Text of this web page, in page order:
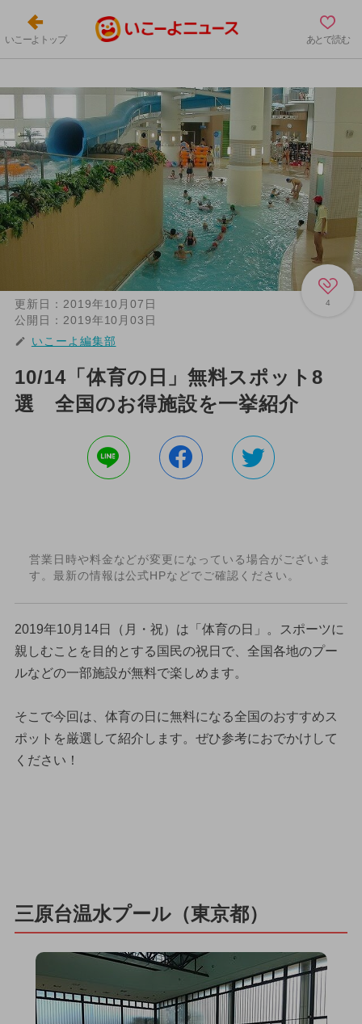
いこーよトップ あとで読む
4
更新日： 2019年10月07日
公開日： 2019年10月03日
いこーよ編集部
10/14「体育の日」無料スポット8
選 全国のお得施設を一挙紹介
営業日時や料金などが変更になっている場合がございま
す。最新の情報は公式HPなどでご確認ください。
2019年10月14日（月・祝）は「体育の日」。スポーツに
親しむことを目的とする国民の祝日で、全国各地のプー
ルなどの一部施設が無料で楽しめます。
そこで今回は、体育の日に無料になる全国のおすすめス
ポットを厳選して紹介します。ぜひ参考におでかけして
ください！
三原台温水プール（東京都）